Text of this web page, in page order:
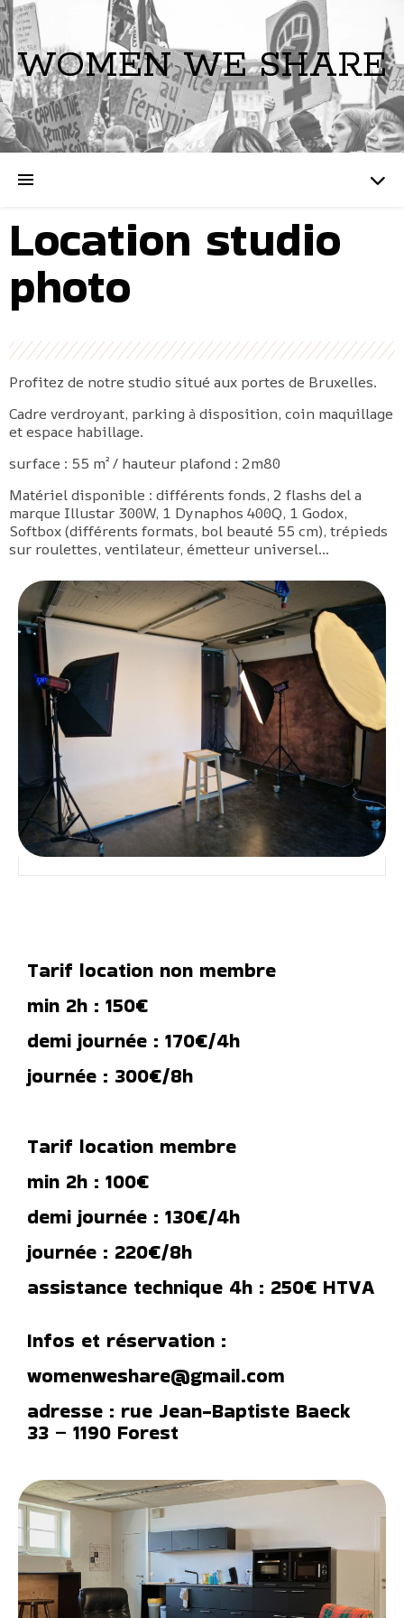
WOMEN WE SHARE
Location studio
photo
Profitez de notre studio situé aux portes de Bruxelles.
Cadre verdroyant, parking à disposition, coin maquillage
et espace habillage.
surface : 55 m² / hauteur plafond : 2m80
Matériel disponible : différents fonds, 2 flashs del a
marque Illustar 300W, 1 Dynaphos 400Q, 1 Godox,
Softbox (différents formats, bol beauté 55 cm), trépieds
sur roulettes, ventilateur, émetteur universel…
Tarif location non membre
min 2h : 150€
demi journée : 170€/4h
journée : 300€/8h
Tarif location membre
min 2h : 100€
demi journée : 130€/4h
journée : 220€/8h
assistance technique 4h : 250€ HTVA
Infos et réservation :
womenweshare@gmail.com
adresse : rue Jean-Baptiste Baeck
33 – 1190 Forest